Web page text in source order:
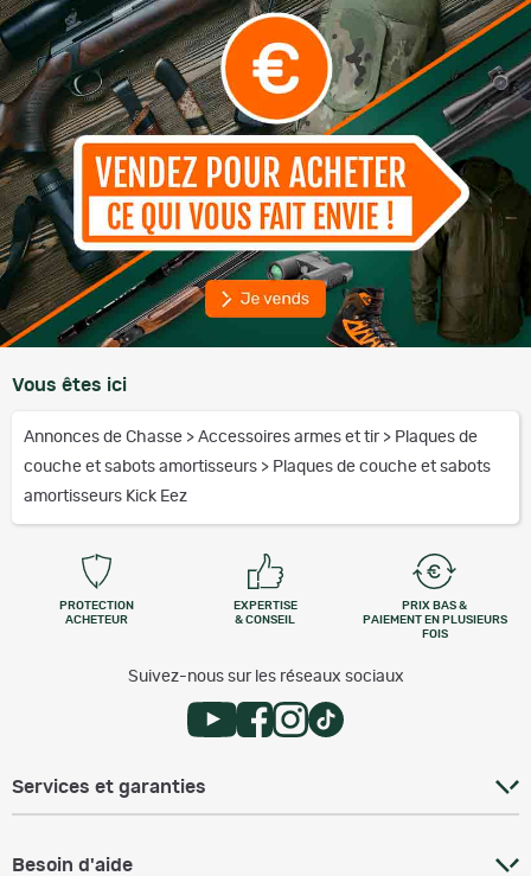
Vous êtes ici
Annonces de Chasse > Accessoires armes et tir > Plaques de
couche et sabots amortisseurs > Plaques de couche et sabots
amortisseurs Kick Eez
PROTECTION
ACHETEUR
EXPERTISE
& CONSEIL
PRIX BAS &
PAIEMENT EN PLUSIEURS
FOIS
Suivez-nous sur les réseaux sociaux
Services et garanties
Besoin d'aide